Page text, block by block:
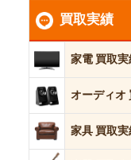
買取実績
家電 買取実
オーディオ
家具 買取実